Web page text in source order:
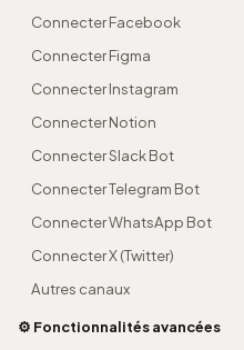
Connecter Facebook
Connecter Figma
Connecter Instagram
Connecter Notion
Connecter Slack Bot
Connecter Telegram Bot
Connecter WhatsApp Bot
Connecter X (Twitter)
Autres canaux
⚙️ Fonctionnalités avancées